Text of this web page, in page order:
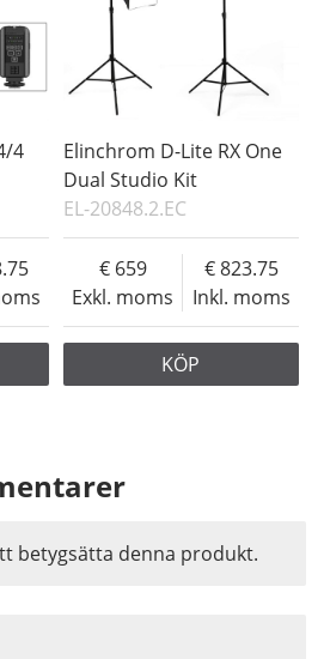
4
Elinchrom D-Lite RX One
Dual Studio Kit
EL-20848.2.EC
Exkl. moms
659
Inkl. moms
823.75
KÖP
betygsätta denna produkt.